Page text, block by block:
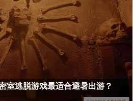
室逃脱游戏最适合避暑出游？